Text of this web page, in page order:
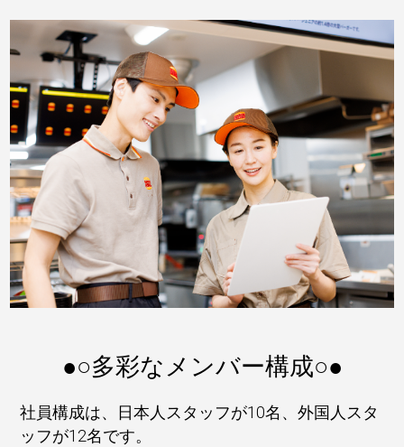
●○多彩なメンバー構成○●
社員構成は、日本人スタッフが10名、外国人スタ
ッフが12名です。